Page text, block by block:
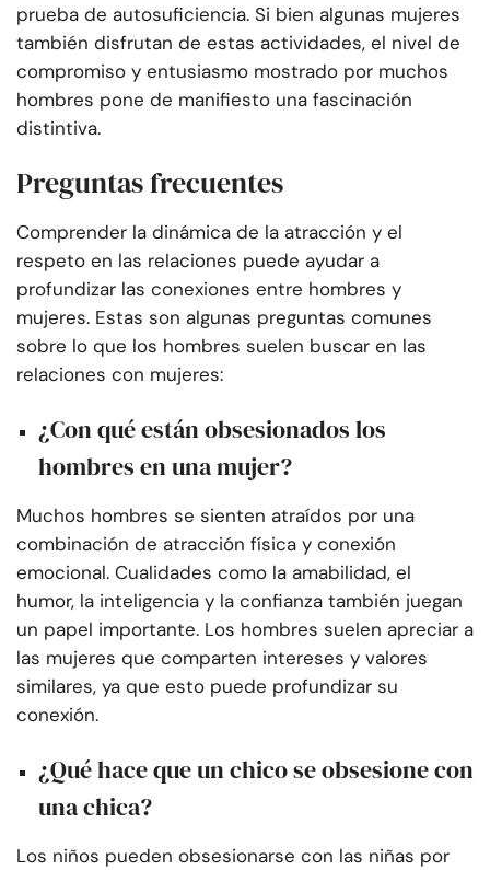
prueba de autosuficiencia. Si bien algunas mujeres
también disfrutan de estas actividades, el nivel de
compromiso y entusiasmo mostrado por muchos
hombres pone de manifiesto una fascinación
distintiva.
Preguntas frecuentes
Comprender la dinámica de la atracción y el
respeto en las relaciones puede ayudar a
profundizar las conexiones entre hombres y
mujeres. Estas son algunas preguntas comunes
sobre lo que los hombres suelen buscar en las
relaciones con mujeres:
¿Con qué están obsesionados los
hombres en una mujer?
Muchos hombres se sienten atraídos por una
combinación de atracción física y conexión
emocional. Cualidades como la amabilidad, el
humor, la inteligencia y la confianza también juegan
un papel importante. Los hombres suelen apreciar a
las mujeres que comparten intereses y valores
similares, ya que esto puede profundizar su
conexión.
¿Qué hace que un chico se obsesione con
una chica?
Los niños pueden obsesionarse con las niñas por